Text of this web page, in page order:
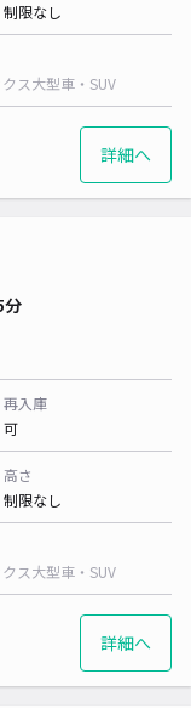
制限なし
ス大型車・SUV
詳細へ
分
再入庫
可
高さ
制限なし
ス大型車・SUV
詳細へ